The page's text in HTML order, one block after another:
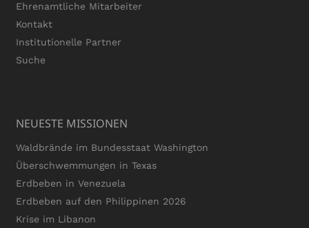
Ehrenamtliche Mitarbeiter
Kontakt
Institutionelle Partner
Suche
NEUESTE MISSIONEN
Waldbrände im Bundesstaat Washington
Überschwemmungen in Texas
Erdbeben in Venezuela
Erdbeben auf den Philippinen 2026
Krise im Libanon